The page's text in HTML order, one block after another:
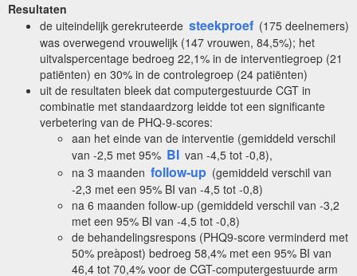
Resultaten
de uiteindelijk gerekruteerde steekproef (175 deelnemers)
was overwegend vrouwelijk (147 vrouwen, 84,5%); het
uitvalspercentage bedroeg 22,1% in de interventiegroep (21
patiënten) en 30% in de controlegroep (24 patiënten)
uit de resultaten bleek dat computergestuurde CGT in
combinatie met standaardzorg leidde tot een significante
verbetering van de PHQ-9-scores:
aan het einde van de interventie (gemiddeld verschil
van -2,5 met 95% BI van -4,5 tot -0,8),
na 3 maanden follow-up (gemiddeld verschil van
-2,3 met een 95% BI van -4,5 tot -0,8)
na 6 maanden follow-up (gemiddeld verschil van -3,2
met een 95% BI van -4,5 tot -0,8)
de behandelingsrespons (PHQ9-score verminderd met
50% preàpost) bedroeg 58,4% met een 95% BI van
46,4 tot 70,4% voor de CGT-computergestuurde arm